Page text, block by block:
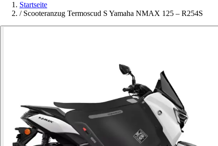
Startseite
/ Scooteranzug Termoscud S Yamaha NMAX 125 – R254S